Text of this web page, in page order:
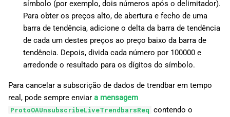
símbolo (por exemplo, dois números após o delimitador).
Para obter os preços alto, de abertura e fecho de uma
barra de tendência, adicione o delta da barra de tendência
de cada um destes preços ao preço baixo da barra de
tendência. Depois, divida cada número por 100000 e
arredonde o resultado para os dígitos do símbolo.
Para cancelar a subscrição de dados de trendbar em tempo
real, pode sempre enviar a mensagem
ProtoOAUnsubscribeLiveTrendbarsReq contendo o